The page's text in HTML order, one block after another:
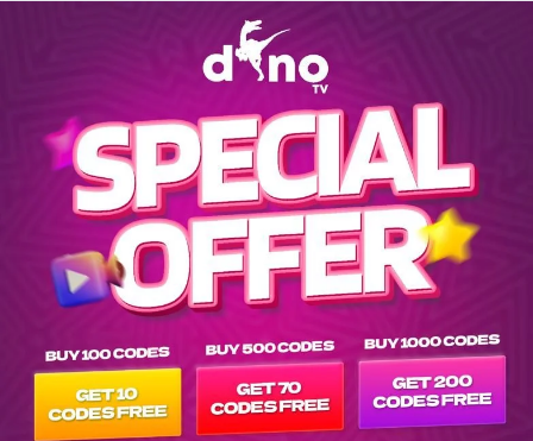
Explore channels list on IPTV Dino Server at tvpluspanel of